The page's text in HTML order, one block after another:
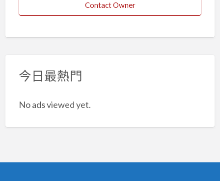
Contact Owner
今日最熱門
No ads viewed yet.